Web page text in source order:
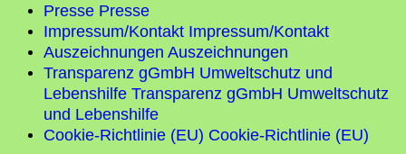
Presse Presse
Impressum/Kontakt Impressum/Kontakt
Auszeichnungen Auszeichnungen
Transparenz gGmbH Umweltschutz und
Lebenshilfe Transparenz gGmbH Umweltschutz
und Lebenshilfe
Cookie-Richtlinie (EU) Cookie-Richtlinie (EU)